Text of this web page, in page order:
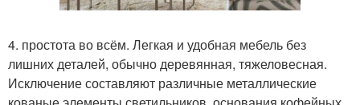
4. простота во всём. Легкая и удобная мебель без
лишних деталей, обычно деревянная, тяжеловесная.
Исключение составляют различные металлические